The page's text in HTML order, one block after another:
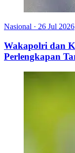
Nasional · 26 Jul 2026
Wakapolri dan
Perlengkapan